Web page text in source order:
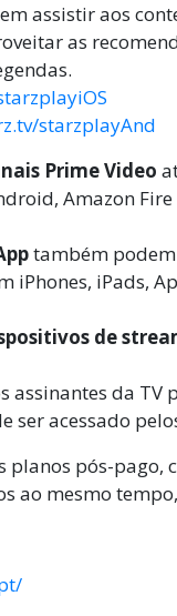
assistir aos
as
starzplayAnd
Prime Video
Amazon
também
iPhones, iPads,
de
assinantes da TV
ser acessado
planos pós-
ao mesmo